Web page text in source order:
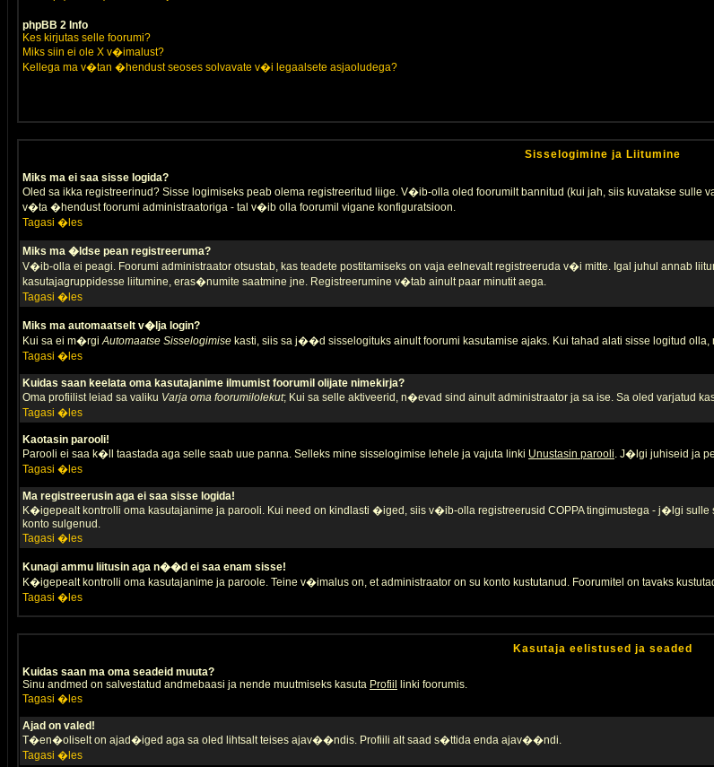
phpBB 2 Info
Kes kirjutas selle foorumi?
Miks siin ei ole X v�imalust?
Kellega ma v�tan �hendust seoses solvavate v�i legaalsete asjaoludega?
Sisselogimine ja Liitumine
Miks ma ei saa sisse logida?
Oled sa ikka registreerinud? Sisse logimiseks peab olema registreeritud liige. V�ib-olla oled foorumilt bannitud (kui jah, siis kuvatakse
v�ta �hendust foorumi administraatoriga - tal v�ib olla foorumil vigane konfiguratsioon.
Tagasi �les
Miks ma �ldse pean registreeruma?
V�ib-olla ei peagi. Foorumi administraator otsustab, kas teadete postitamiseks on vaja eelnevalt registreeruda v�i mitte. Igal juhul annab
kasutajagruppidesse liitumine, eras�numite saatmine jne. Registreerumine v�tab ainult paar minutit aega.
Tagasi �les
Miks ma automaatselt v�lja login?
Kui sa ei m�rgiAutomaatse Sisselogimise kasti, siis sa j��d sisselogituks ainult foorumi kasutamise ajaks. Kui tahad alati sisse logitud
Tagasi �les
Kuidas saan keelata oma kasutajanime ilmumist foorumil olijate nimekirja?
Oma profiilist leiad sa valiku Varja oma foorumilolekut; Kui sa selle aktiveerid, n�evad sind ainult administraator ja sa ise. Sa oled varjatud
Tagasi �les
Kaotasin parooli!
Parooli ei saa k�ll taastada aga selle saab uue panna. Selleks mine sisselogimise lehele ja vajuta linki Unustasin parooli. J�lgi juhiseid ja
Tagasi �les
Ma registreerusin aga ei saa sisse logida!
K�igepealt kontrolli oma kasutajanime ja parooli. Kui need on kindlasti �iged, siis v�ib-olla registreerusid COPPA tingimustega - j�lgi
konto sulgenud.
Tagasi �les
Kunagi ammu liitusin aga n��d ei saa enam sisse!
K�igepealt kontrolli oma kasutajanime ja paroole. Teine v�imalus on, et administraator on su konto kustutanud. Foorumitel on tavaks
Tagasi �les
Kasutaja eelistused ja seaded
Kuidas saan ma oma seadeid muuta?
Sinu andmed on salvestatud andmebaasi ja nende muutmiseks kasuta Profiil
linki foorumis.
Tagasi �les
Ajad on valed!
T�en�oliselt on ajad�iged aga sa oled lihtsalt teises ajav��ndis. Profiili alt saad s�ttida enda ajav��ndi.
Tagasi �les